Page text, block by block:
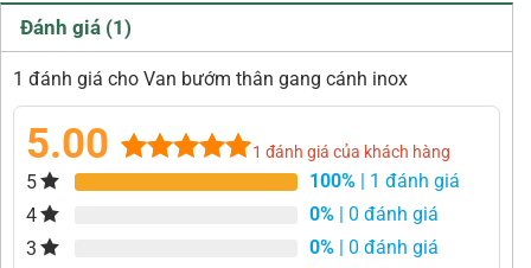
Đánh giá (1)
1 đánh giá cho Van bướm thân gang cánh inox
5.00 1 đánh giá của khách hàng
5 100% | 1 đánh giá
4
0% | 0 đánh giá
3
0% | 0 đánh giá